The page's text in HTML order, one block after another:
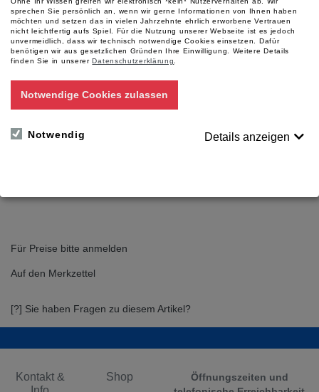
Blattfolie Neschen Filmolux S36 Luxprotect
für die Aufnahme von Faser-, Schmauchspuren oder
PET-Klebefolie, klar, Stärke 0,036mm,
Größe:
Für Preise bitte anmelden
Auf den Merkzettel
[?] Sie haben Fragen zu diesem Artikel?
Kontakt &
Shop
Öffnungszeiten und
sprechen Sie persönlich an, wenn wir gerne Informationen von Ihnen haben
möchten und setzen das in vielen Jahrzehnte ehrlich erworbene Vertrauen
nicht leichtfertig aufs Spiel. Für die Nutzung unserer Webseite ist es jedoch
unvermeidlich, dass wir technisch notwendige Cookies einsetzen. Dafür
benötigen wir aus gesetzlichen Gründen Ihre Einwilligung.
Weitere Details
finden Sie in unsererDatenschutzerklärung
Notwendige Cookies zulassen
Notwendig Details anzeigen